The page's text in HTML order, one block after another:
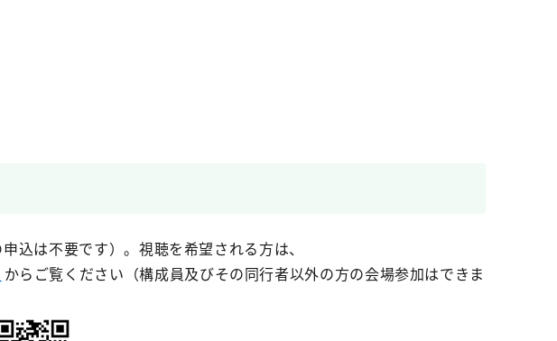
込は不要です）。視聴を希望される方は、
からご覧ください（構成員及びその同行者以外の方の会場参加はできま